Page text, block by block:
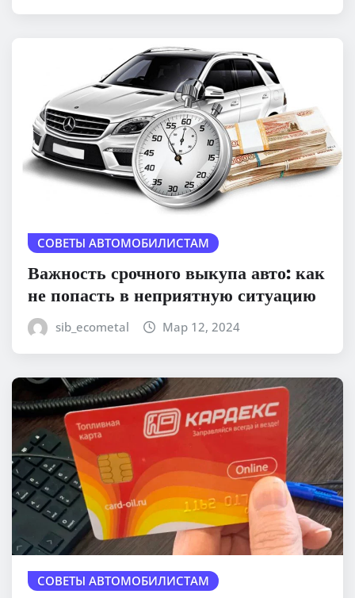
СОВЕТЫ АВТОМОБИЛИСТАМ
Важность срочного выкупа авто: как
не попасть в неприятную ситуацию
sib_ecometal Мар 12, 2024
СОВЕТЫ АВТОМОБИЛИСТАМ